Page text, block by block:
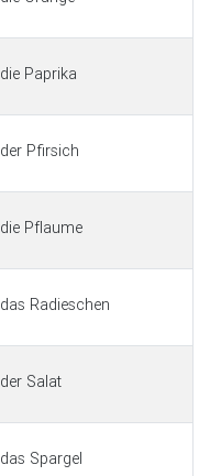
die Paprika
der Pfirsich
die Pflaume
das Radieschen
der Salat
das Spargel